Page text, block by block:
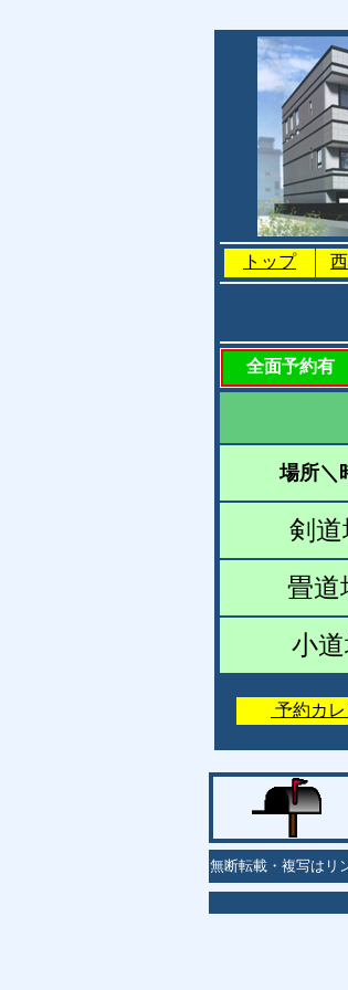
トップ
全面予約有
場所＼
剣道
畳道
小
予約カ
無断転載・複写はリ